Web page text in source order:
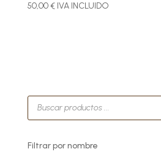
50,00€ IVA INCLUIDO
Búsqueda
productos
Filtrar por nombre